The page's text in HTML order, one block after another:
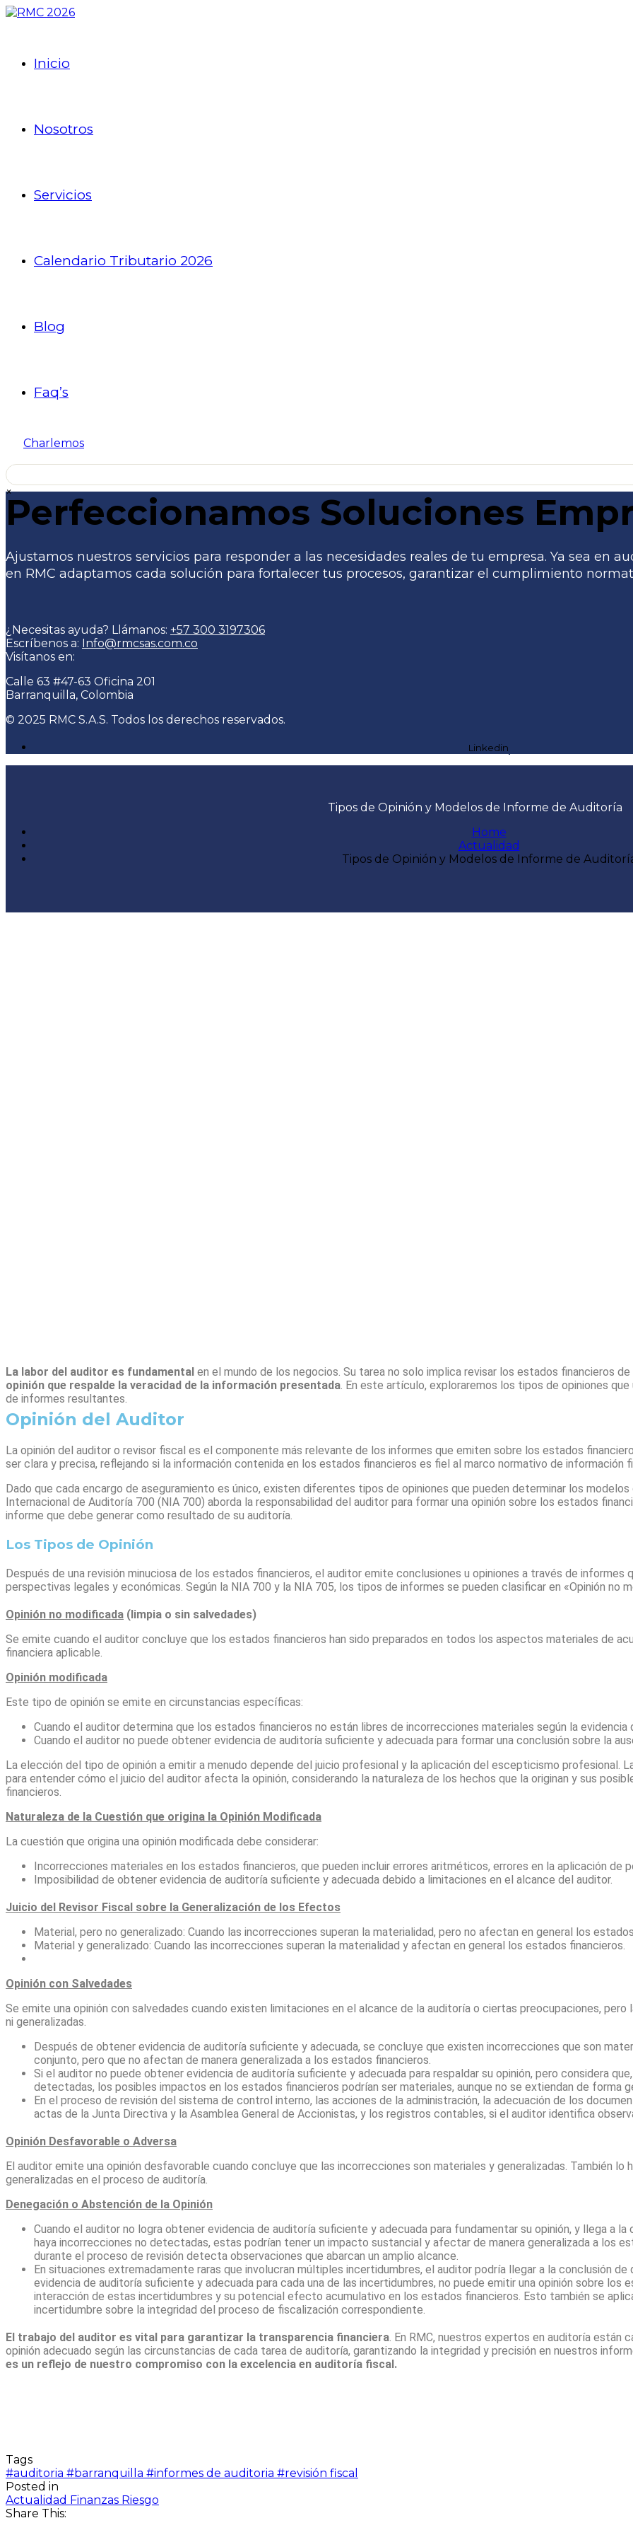
Inicio
Nosotros
Servicios
Calendario Tributario 2026
Blog
Faq’s
Charlemos
×Perfeccionamos Soluciones
Ajustamos nuestros servicios para responder a las necesidades reales de tu empresa. Ya sea en
en RMC adaptamos cada solución para fortalecer tus procesos, garantizar el cumplimiento
¿Necesitas ayuda? Llámanos: +57 300 3197306
Escríbenos a: Info@rmcsas.com.co
Visítanos en:
Calle 63 #47-63 Oficina 201
Barranquilla, Colombia
© 2025 RMC S.A.S. Todos los derechos reservados.
Linkedin
Tipos de Opinión y Modelos de Informe de Auditoría
Home
Actualidad
Tipos de Opinión y Modelos de Informe de
La labor del auditor es fundamental en el mundo de los negocios. Su tarea no solo implica revisar los estados financieros
opinión que respalde la veracidad de la información presentada. En este artículo, exploraremos los tipos de opiniones
de informes resultantes.
Opinión del Auditor
La opinión del auditor o revisor fiscal es el componente más relevante de los informes que emiten sobre los estados
ser clara y precisa, reflejando si la información contenida en los estados financieros es fiel al marco normativo de información
Dado que cada encargo de aseguramiento es único, existen diferentes tipos de opiniones que pueden determinar los
Internacional de Auditoría 700 (NIA 700) aborda la responsabilidad del auditor para formar una opinión sobre los estados
informe que debe generar como resultado de su auditoría.
Los Tipos de Opinión
Después de una revisión minuciosa de los estados financieros, el auditor emite conclusiones u opiniones a través de informes
perspectivas legales y económicas. Según la NIA 700 y la NIA 705, los tipos de informes se pueden clasificar en «Opinión no
Opinión no modificada (limpia o sin salvedades)
Se emite cuando el auditor concluye que los estados financieros han sido preparados en todos los aspectos materiales de
financiera aplicable.
Opinión modificada
Este tipo de opinión se emite en circunstancias específicas:
Cuando el auditor determina que los estados financieros no están libres de incorrecciones materiales según la evidencia
Cuando el auditor no puede obtener evidencia de auditoría suficiente y adecuada para formar una conclusión sobre la
La elección del tipo de opinión a emitir a menudo depende del juicio profesional y la aplicación del escepticismo profesional.
para entender cómo el juicio del auditor afecta la opinión, considerando la naturaleza de los hechos que la originan y sus
financieros.
Naturaleza de la Cuestión que origina la Opinión Modificada
La cuestión que origina una opinión modificada debe considerar:
Incorrecciones materiales en los estados financieros, que pueden incluir errores aritméticos, errores en la aplicación de
Imposibilidad de obtener evidencia de auditoría suficiente y adecuada debido a limitaciones en el alcance del auditor.
Juicio del Revisor Fiscal sobre la Generalización de los Efectos
Material, pero no generalizado: Cuando las incorrecciones superan la materialidad, pero no afectan en general los
Material y generalizado: Cuando las incorrecciones superan la materialidad y afectan en general los estados financieros.
Opinión con Salvedades
Se emite una opinión con salvedades cuando existen limitaciones en el alcance de la auditoría o ciertas preocupaciones,
ni generalizadas.
Después de obtener evidencia de auditoría suficiente y adecuada, se concluye que existen incorrecciones que son
conjunto, pero que no afectan de manera generalizada a los estados financieros.
Si el auditor no puede obtener evidencia de auditoría suficiente y adecuada para respaldar su opinión, pero considera
detectadas, los posibles impactos en los estados financieros podrían ser materiales, aunque no se extiendan de forma
En el proceso de revisión del sistema de control interno, las acciones de la administración, la adecuación de los
actas de la Junta Directiva y la Asamblea General de Accionistas, y los registros contables, si el auditor identifica
Opinión Desfavorable o Adversa
El auditor emite una opinión desfavorable cuando concluye que las incorrecciones son materiales y generalizadas. También lo
generalizadas en el proceso de auditoría.
Denegación o Abstención de la Opinión
Cuando el auditor no logra obtener evidencia de auditoría suficiente y adecuada para fundamentar su opinión, y llega a la
haya incorrecciones no detectadas, estas podrían tener un impacto sustancial y afectar de manera generalizada a los
durante el proceso de revisión detecta observaciones que abarcan un amplio alcance.
En situaciones extremadamente raras que involucran múltiples incertidumbres, el auditor podría llegar a la conclusión de
evidencia de auditoría suficiente y adecuada para cada una de las incertidumbres, no puede emitir una opinión sobre los
interacción de estas incertidumbres y su potencial efecto acumulativo en los estados financieros. Esto también se
incertidumbre sobre la integridad del proceso de fiscalización correspondiente.
El trabajo del auditor es vital para garantizar la transparencia financiera. En RMC, nuestros expertos en auditoría están
opinión adecuado según las circunstancias de cada tarea de auditoría, garantizando la integridad y precisión en nuestros
es un reflejo de nuestro compromiso con la excelencia en auditoría fiscal.
Tags
#auditoria #barranquilla #informes de auditoria #revisión fiscal
Posted in
Actualidad Finanzas Riesgo
Share This: